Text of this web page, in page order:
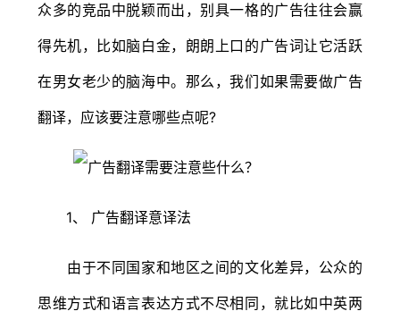
众多的竞品中脱颖而出，别具一格的广告往往会赢
得先机，比如脑白金，朗朗上口的广告词让它活跃
在男女老少的脑海中。那么，我们如果需要做广告
翻译，应该要注意哪些点呢?
1、 广告翻译意译法
由于不同国家和地区之间的文化差异，公众的
思维方式和语言表达方式不尽相同，就比如中英两